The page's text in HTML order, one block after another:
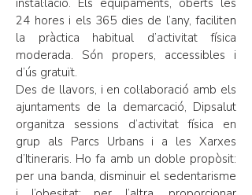
instal·lació. Els equipaments, oberts les
24 hores i els 365 dies de l’any, faciliten
la pràctica habitual d’activitat física
moderada. Són propers, accessibles i
d’ús gratuït.
Des de llavors, i en col·laboració amb els
ajuntaments de la demarcació, Dipsalut
organitza sessions d’activitat física en
grup als Parcs Urbans i a les Xarxes
d’Itineraris. Ho fa amb un doble propòsit:
per una banda, disminuir el sedentarisme